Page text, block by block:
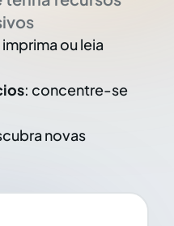
imprima ou leia
: concentre-se
novas